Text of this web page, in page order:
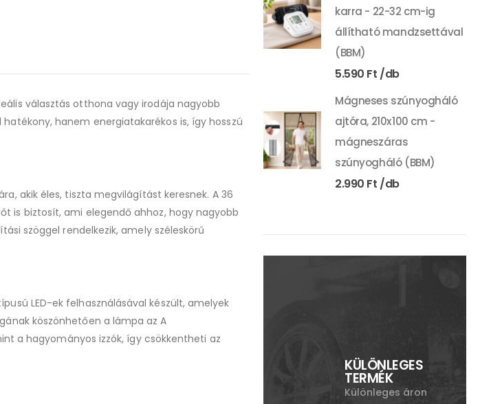
választás otthona vagy irodája nagyobb
hanem energiatakarékos is, így hosszú
akik éles, tiszta megvilágítást keresnek. A 36
is biztosít, ami elegendő ahhoz, hogy nagyobb
szöggel rendelkezik, amely széleskörű
LED-ek felhasználásával készült, amelyek
köszönhetően a lámpa az A
a hagyományos izzók, így csökkentheti az
karra - 22-32 cm-ig
állítható mandzsettával
(BBM)
5.590 Ft
Mágneses szúnyogháló
ajtóra, 210x100 cm -
mágneszáras
szúnyogháló (BBM)
2.990 Ft
KÜLÖNLEGES
TERMÉK
Különleges áron